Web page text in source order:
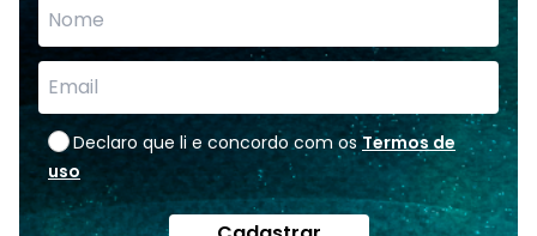
Declaro que li e concordo com os Termos de
uso